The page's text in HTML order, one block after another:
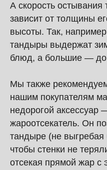
А скорость
зависит от толщины
высоты. Так,
тандыры выдержат
блюд, а большие — до
Мы также
нашим покупателям
недорогой аксессуар
жароотсекатель. Он
тандыре (не выгребая
чтобы стенки не
отсекая прямой жар с